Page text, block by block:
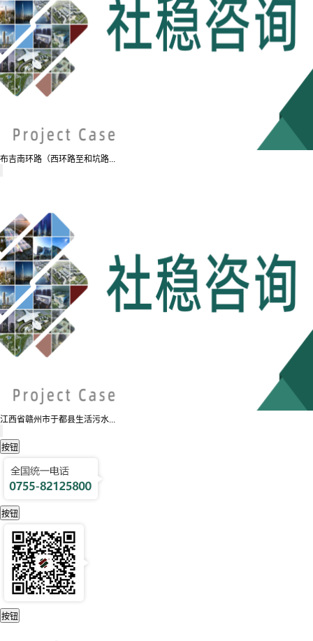
布吉南环路（西环路至和坑路...
江西省赣州市于都县生活污水...